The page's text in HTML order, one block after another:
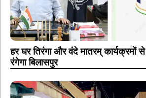
हर घर तिरंगा और वंदे मातरम् कार्यक्रमों
रंगेगा बिलासपुर